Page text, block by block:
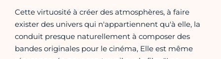
Cette virtuosité à créer des atmosphères, à faire
exister des univers qui n'appartiennent qu'à elle, la
conduit presque naturellement à composer des
bandes originales pour le cinéma, Elle est même